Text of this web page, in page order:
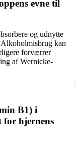
evne til
og udnytte
kan
forværrer
af Wernicke-
B1) i
for hjernens